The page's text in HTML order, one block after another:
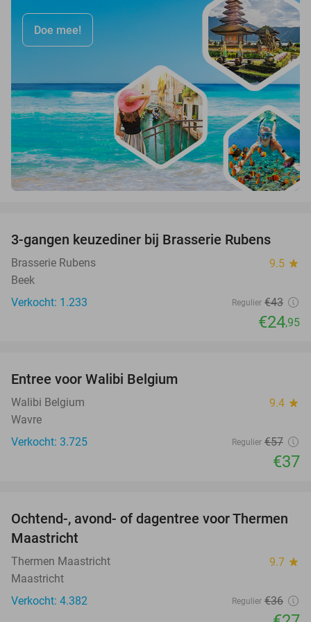
Doe mee!
42%
3-gangen keuzediner bij Brasserie Rubens
Brasserie Rubens 9.5 star
Beek
Verkocht: 1.233
Regulier €43
€24,95
Entree voor Walibi Belgium
Walibi Belgium 9.4 star
Wavre
Verkocht: 3.725
Regulier €57
€37
25%
Ochtend-, avond- of dagentree voor Thermen
Maastricht
Thermen Maastricht 9.7 star
Maastricht
Verkocht: 4.382
Regulier €36